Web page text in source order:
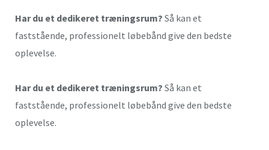
Har du et dedikeret træningsrum? Så kan et
faststående, professionelt løbebånd give den bedste
oplevelse.
Har du et dedikeret træningsrum? Så kan et
faststående, professionelt løbebånd give den bedste
oplevelse.